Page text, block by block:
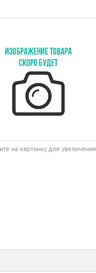
на картинку для увеличения